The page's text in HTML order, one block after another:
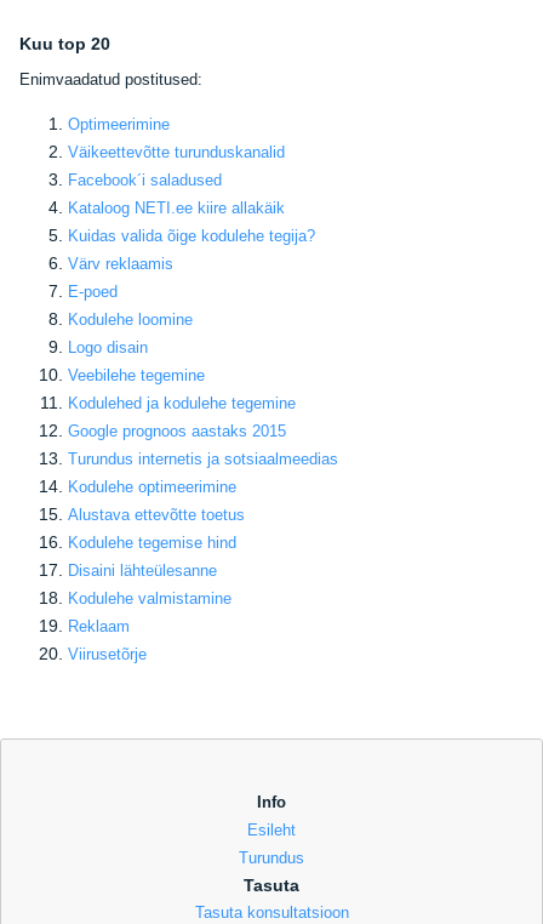
Kuu top 20
Enimvaadatud postitused:
Optimeerimine
Väikeettevõtte turunduskanalid
Facebook´i saladused
Kataloog NETI.ee kiire allakäik
Kuidas valida õige kodulehe tegija?
Värv reklaamis
E-poed
Kodulehe loomine
Logo disain
Veebilehe tegemine
Kodulehed ja kodulehe tegemine
Google prognoos aastaks 2015
Turundus internetis ja sotsiaalmeedias
Kodulehe optimeerimine
Alustava ettevõtte toetus
Kodulehe tegemise hind
Disaini lähteülesanne
Kodulehe valmistamine
Reklaam
Viirusetõrje
Info
Esileht
Turundus
Tasuta
Tasuta konsultatsioon